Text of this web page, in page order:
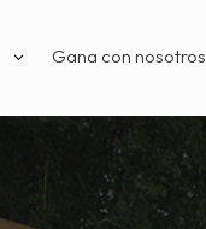
3 Gana con nosotros